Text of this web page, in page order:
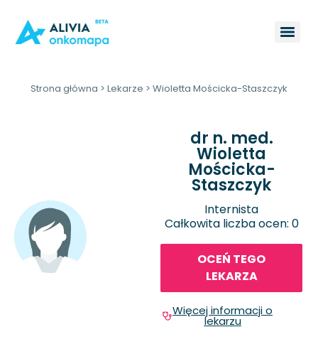
Strona główna > Lekarze > Wioletta Mościcka-Staszczyk
dr n. med.
Wioletta
Mościcka-
Staszczyk
Internista
Całkowita liczba ocen: 0
OCEŃ TEGO
LEKARZA
Więcej informacji o
lekarzu